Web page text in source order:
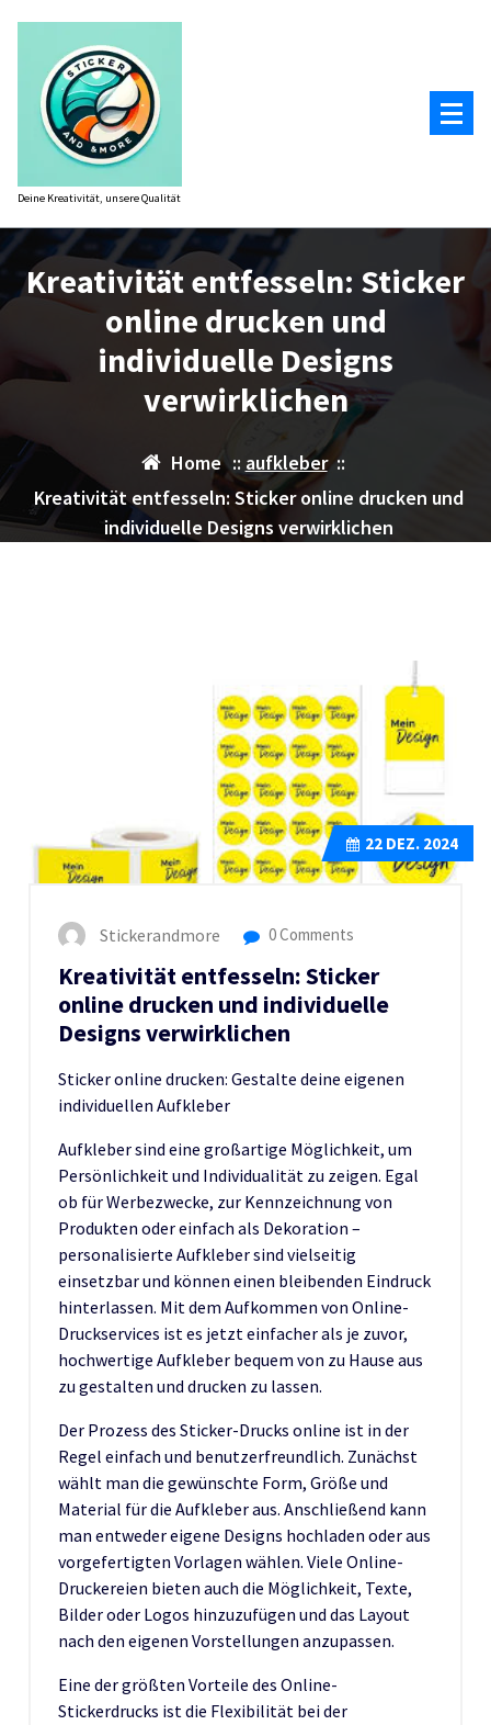
springen
Deine Kreativität, unsere Qualität
Kreativität entfesseln: Sticker
online drucken und
individuelle Designs
verwirklichen
Home :: aufkleber::
Kreativität entfesseln: Sticker online drucken und
individuelle Designs verwirklichen
22 DEZ. 2024
Stickerandmore 0 Comments
Kreativität entfesseln: Sticker
online drucken und individuelle
Designs verwirklichen
Sticker online drucken: Gestalte deine eigenen
individuellen Aufkleber
Aufkleber sind eine großartige Möglichkeit, um
Persönlichkeit und Individualität zu zeigen. Egal
ob für Werbezwecke, zur Kennzeichnung von
Produkten oder einfach als Dekoration –
personalisierte Aufkleber sind vielseitig
einsetzbar und können einen bleibenden Eindruck
hinterlassen. Mit dem Aufkommen von Online-
Druckservices ist es jetzt einfacher als je zuvor,
hochwertige Aufkleber bequem von zu Hause aus
zu gestalten und drucken zu lassen.
Der Prozess des Sticker-Drucks online ist in der
Regel einfach und benutzerfreundlich. Zunächst
wählt man die gewünschte Form, Größe und
Material für die Aufkleber aus. Anschließend kann
man entweder eigene Designs hochladen oder aus
vorgefertigten Vorlagen wählen. Viele Online-
Druckereien bieten auch die Möglichkeit, Texte,
Bilder oder Logos hinzuzufügen und das Layout
nach den eigenen Vorstellungen anzupassen.
Eine der größten Vorteile des Online-
Stickerdrucks ist die Flexibilität bei der